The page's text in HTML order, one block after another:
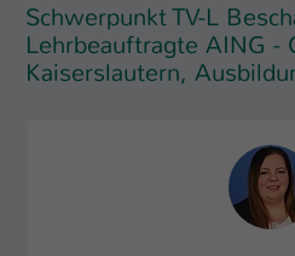
Schwerpunkt TV-L
Lehrbeauftragte AING -
Kaiserslautern,